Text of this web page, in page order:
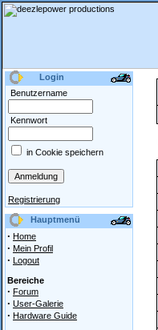
Login
Benutzername
Kennwort
in Cookie speichern
Registrierung
Hauptmenü
· Home
· Mein Profil
· Logout
Bereiche
· Forum
· User-Galerie
· Hardware Guide